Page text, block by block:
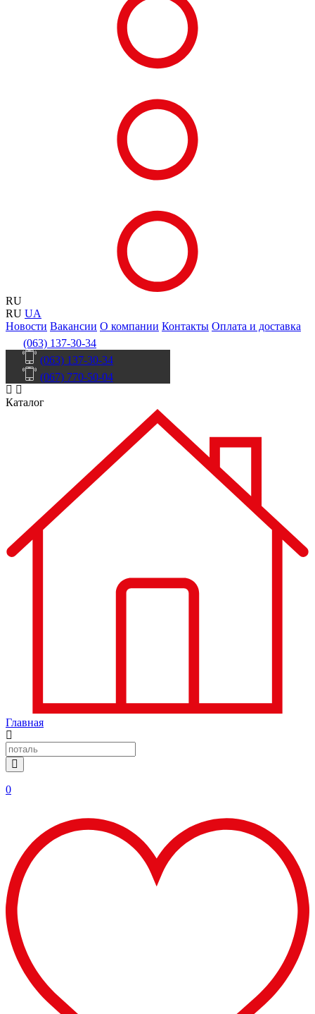
RU
RU UA
Новости Вакансии О компании Контакты Оплата и доставка
(063) 137-30-34
(063) 137-30-34
(067) 770-50-04
Каталог
Главная
0